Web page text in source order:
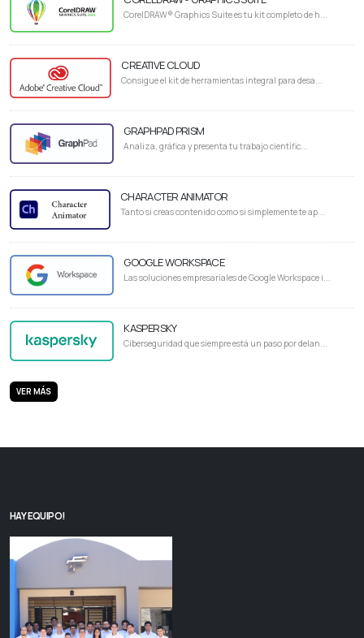
CorelDRAW® Graphics Suite es tu kit completo de h...
CREATIVE CLOUD
Consigue el kit de herramientas integral para desa...
GRAPHPAD PRISM
Analiza, gráfica y presenta tu trabajo científic...
CHARACTER ANIMATOR
Tanto si creas contenido como si simplemente te ap...
GOOGLE WORKSPACE
Las soluciones empresariales de Google Workspace i...
KASPERSKY
Ciberseguridad que siempre está un paso por delan...
VER MÁS
HAY EQUIPO!